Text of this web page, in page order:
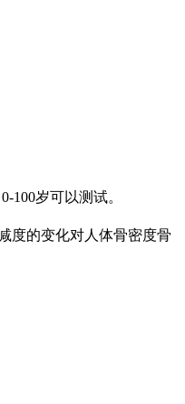
100岁可以测试。
度的变化对人体骨密度骨